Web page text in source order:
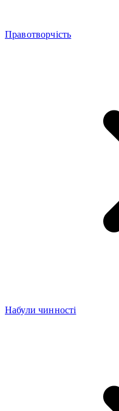
Правотворчість
Набули чинності